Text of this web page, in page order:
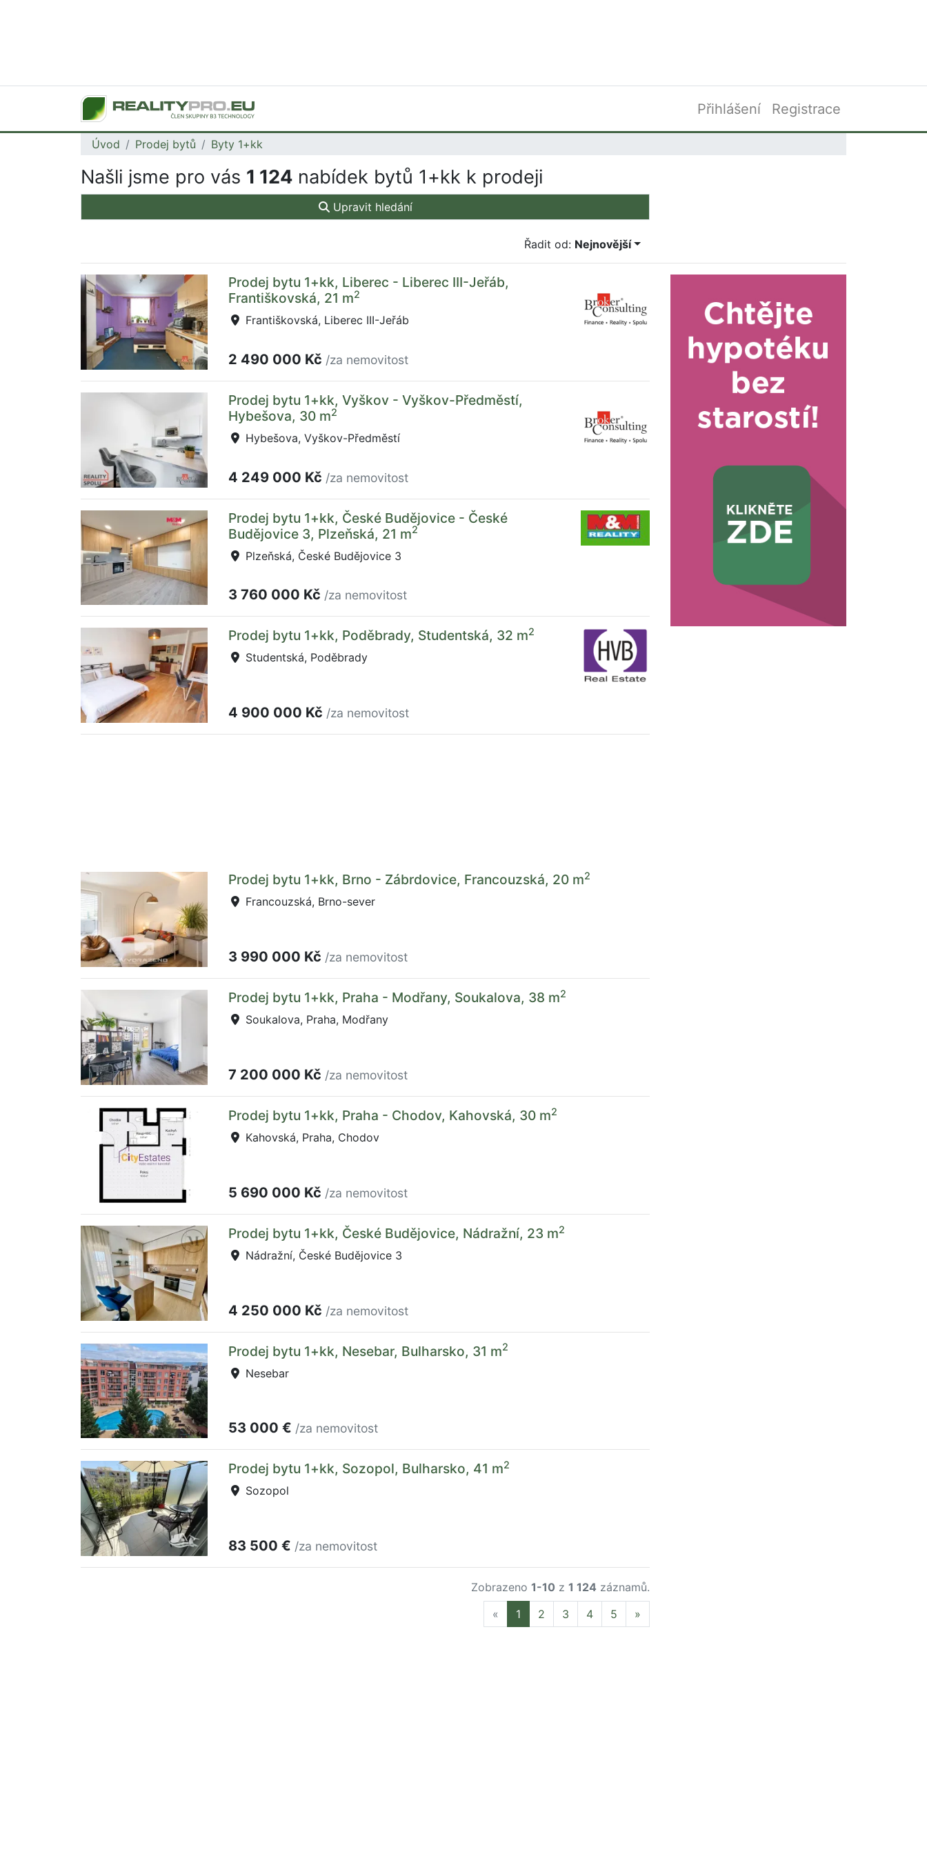
Přihlášení Registrace
Úvod Prodej bytů Byty 1+kk
Našli jsme pro vás 1 124 nabídek bytů 1+kk k prodeji
Upravit hledání
Řadit od: Nejnovější
Prodej bytu 1+kk, Liberec - Liberec III-Jeřáb,
Františkovská, 21 m2
Františkovská, Liberec III-Jeřáb
2 490 000 Kč /za nemovitost
Prodej bytu 1+kk, Vyškov - Vyškov-Předměstí,
Hybešova, 30 m2
Hybešova, Vyškov-Předměstí
4 249 000 Kč /za nemovitost
Prodej bytu 1+kk, České Budějovice - České
Budějovice 3, Plzeňská, 21 m2
Plzeňská, České Budějovice 3
3 760 000 Kč /za nemovitost
Prodej bytu 1+kk, Poděbrady, Studentská, 32 m2
Studentská, Poděbrady
4 900 000 Kč /za nemovitost
Prodej bytu 1+kk, Brno - Zábrdovice, Francouzská, 20 m2
Francouzská, Brno-sever
3 990 000 Kč /za nemovitost
Prodej bytu 1+kk, Praha - Modřany, Soukalova, 38 m2
Soukalova, Praha, Modřany
7 200 000 Kč /za nemovitost
Prodej bytu 1+kk, Praha - Chodov, Kahovská, 30 m2
Kahovská, Praha, Chodov
5 690 000 Kč /za nemovitost
Prodej bytu 1+kk, České Budějovice, Nádražní, 23 m2
Nádražní, České Budějovice 3
4 250 000 Kč /za nemovitost
Prodej bytu 1+kk, Nesebar, Bulharsko, 31 m2
Nesebar
53 000 € /za nemovitost
Prodej bytu 1+kk, Sozopol, Bulharsko, 41 m2
Sozopol
83 500 € /za nemovitost
Zobrazeno 1-10 z 1 124 záznamů.
« Previous
1 2 3 4 5 »